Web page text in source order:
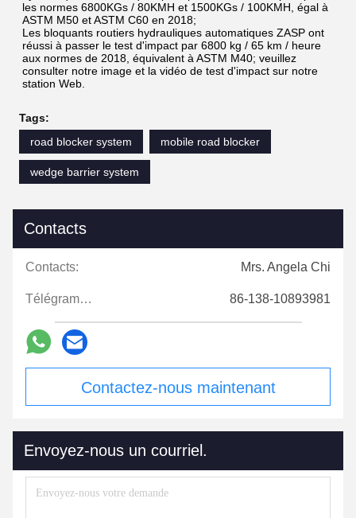
les normes 6800KGs / 80KMH et 1500KGs / 100KMH, égal à
ASTM M50 et ASTM C60 en 2018;
Les bloquants routiers hydrauliques automatiques ZASP ont
réussi à passer le test d'impact par 6800 kg / 65 km / heure
aux normes de 2018, équivalent à ASTM M40; veuillez
consulter notre image et la vidéo de test d'impact sur notre
station Web.
Tags:
road blocker system
mobile road blocker
wedge barrier system
Contacts
Contacts: Mrs. Angela Chi
Télégramme: 86-138-10893981
Contactez-nous maintenant
Envoyez-nous un courriel.